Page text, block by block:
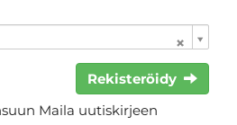
Rekisteröidy
Maila uutiskirjeen